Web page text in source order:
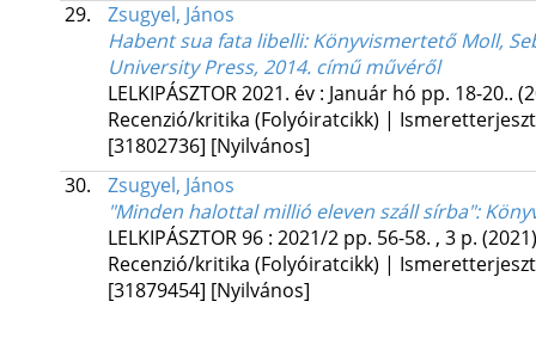
29.
Zsugyel, János
Habent sua fata libelli: Könyvismertető Moll,
University Press, 2014. című művéről
LELKIPÁSZTOR2021. év: Január hó pp. 18-20..
Recenzió/kritika (Folyóiratcikk) |
[31802736] [Nyilvános]
30.
Zsugyel, János
"Minden halottal millió eleven száll sírba":
LELKIPÁSZTOR96: 2021/2 pp. 56-58. , 3 p. (2021)
Recenzió/kritika (Folyóiratcikk) |
[31879454] [Nyilvános]